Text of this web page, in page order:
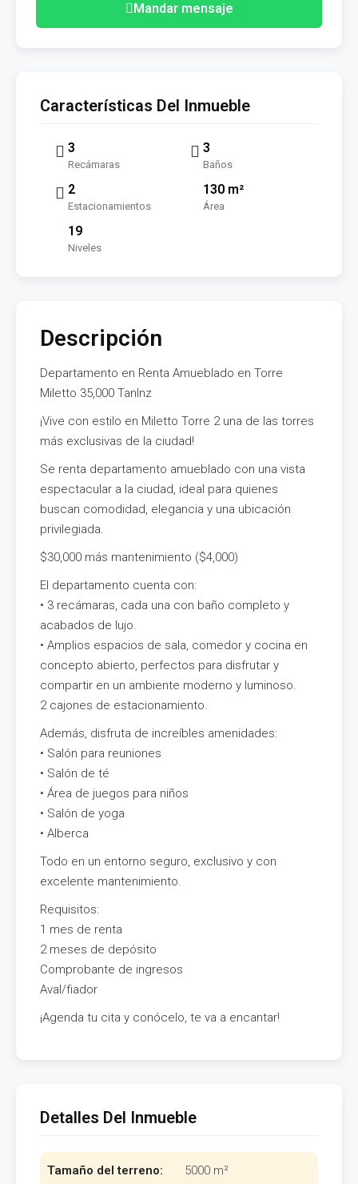
Mandar mensaje
Características Del Inmueble
3
Recámaras
3
Baños
2
Estacionamientos
130 m²
Área
19
Niveles
Descripción
Departamento en Renta Amueblado en Torre
Miletto 35,000 TanInz
¡Vive con estilo en Miletto Torre 2 una de las torres
más exclusivas de la ciudad!
Se renta departamento amueblado con una vista
espectacular a la ciudad, ideal para quienes
buscan comodidad, elegancia y una ubicación
privilegiada.
$30,000 más mantenimiento ($4,000)
El departamento cuenta con:
• 3 recámaras, cada una con baño completo y
acabados de lujo.
• Amplios espacios de sala, comedor y cocina en
concepto abierto, perfectos para disfrutar y
compartir en un ambiente moderno y luminoso.
2 cajones de estacionamiento.
Además, disfruta de increíbles amenidades:
• Salón para reuniones
• Salón de té
• Área de juegos para niños
• Salón de yoga
• Alberca
Todo en un entorno seguro, exclusivo y con
excelente mantenimiento.
Requisitos:
1 mes de renta
2 meses de depósito
Comprobante de ingresos
Aval/fiador
¡Agenda tu cita y conócelo, te va a encantar!
Detalles Del Inmueble
Tamaño del terreno: 5000 m²